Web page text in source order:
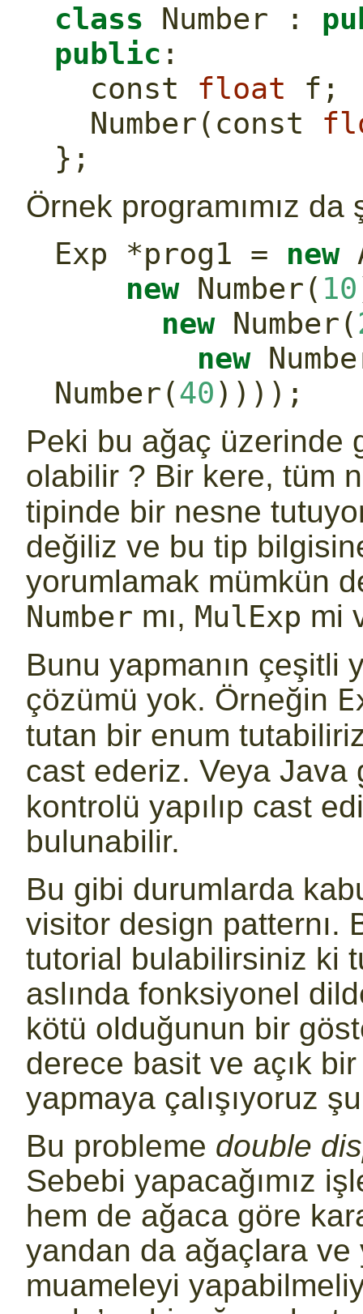
class Number :
public :
const
float f;
  Number(
const
};
Örnek programımız
Exp *prog1 = new
new Number( 10
new Number(
new
Number(40))));
Peki bu ağaç üzerinde
olabilir ? Bir kere, tüm
tipinde bir nesne
değiliz ve bu tip
yorumlamak mümkün
Number mı, MulExp mi
Bunu yapmanın çeşitli
çözümü yok. Örneğin
tutan bir enum
cast ederiz. Veya
kontrolü yapılıp cast
bulunabilir.
Bu gibi durumlarda
visitor design patternı.
tutorial bulabilirsiniz ki
aslında fonksiyonel
kötü olduğunun bir
derece basit ve açık
yapmaya çalışıyoruz
Bu probleme double
Sebebi yapacağımız
hem de ağaca göre
yandan da ağaçlara ve
muameleyi